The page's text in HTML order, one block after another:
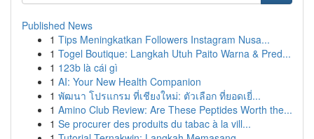
Published News
1 Tips Meningkatkan Followers Instagram Nusa...
1 Togel Boutique: Langkah Utuh Paito Warna & Pred...
1 123b là cái gì
1 AI: Your New Health Companion
1 พัฒนา โปรแกรม ที่เชียงใหม่: ตัวเลือก ที่ยอดเยี่...
1 Amino Club Review: Are These Peptides Worth the...
1 Se procurer des produits du tabac à la vill...